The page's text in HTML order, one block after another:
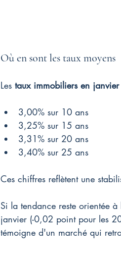
Où en sont les taux moyens
Les taux immobiliers en
3,00% sur 10 ans
3,25% sur 15 ans
3,31% sur 20 ans
3,40% sur 25 ans
Ces chiffres reflètent une
Si la tendance reste orientée
janvier (-0,02 point pour les
témoigne d'un marché qui